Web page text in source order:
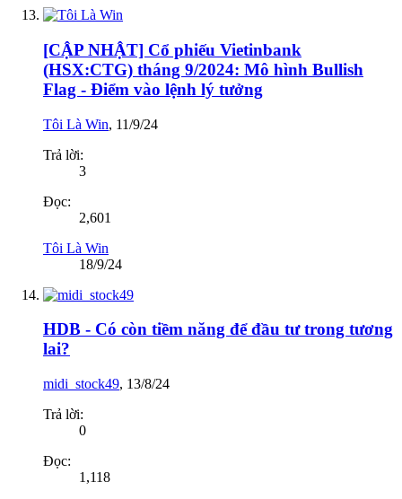
[CẬP NHẬT] Cổ phiếu Vietinbank
(HSX:CTG) tháng 9/2024: Mô hình Bullish
Flag - Điểm vào lệnh lý tưởng
Tôi Là Win, 11/9/24
Trả lời:
3
Đọc:
2,601
Tôi Là Win
18/9/24
HDB - Có còn tiềm năng để đầu tư trong tương
lai?
midi_stock49, 13/8/24
Trả lời:
0
Đọc:
1,118